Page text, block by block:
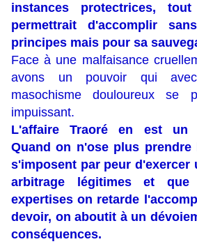
instances protectrices,
permettrait d'accomplir
principes mais pour sa
Face à une malfaisance
avons un pouvoir qui
masochisme douloureux se
impuissant.
L'affaire Traoré en est un
Quand on n'ose plus
s'imposent par peur d'exercer
arbitrage légitimes et que
expertises on retarde
devoir, on aboutit à un
conséquences.